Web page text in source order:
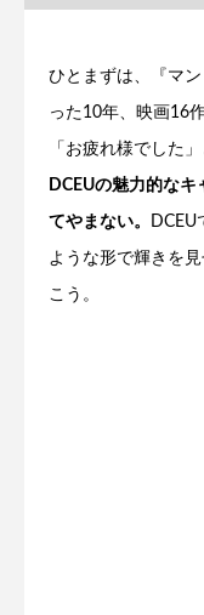
ひとまずは、『マ
った10年、映画16
「お疲れ様でした
DCEUの魅力的な
てやまない。
ような形で輝きを
こう。